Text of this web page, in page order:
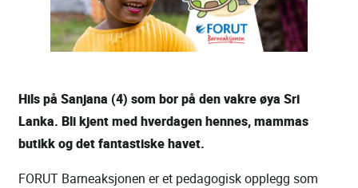
Hils på Sanjana (4) som bor på den vakre øya Sri
Lanka. Bli kjent med hverdagen hennes, mammas
butikk og det fantastiske havet.
FORUT Barneaksjonen er et pedagogisk opplegg som